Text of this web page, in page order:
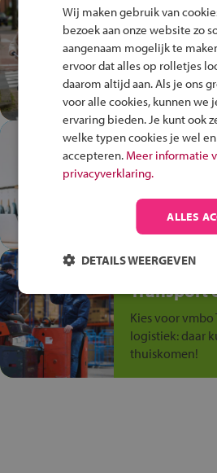
Test je
Fiets Veilig
Speel het Fiets
en win een
In de
plek!
op de
anders is!
Jouw
Transport
Kies voor vmbo
logistiek: daar
thuiskomen!
Wij maken gebruik van
bezoek aan onze website zo
aangenaam mogelijk te
ervoor dat alles op rolletjes
daarom altijd aan. Als je ons
voor alle cookies, kunnen we
ervaring bieden. Je kunt ook
welke typen cookies je wel
accepteren. Meer informatie
privacyverklaring.
ALLES
DETAILS WEERGEVEN